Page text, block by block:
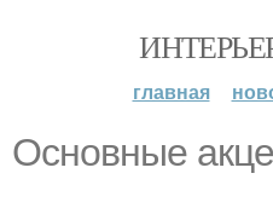
главная
Основные